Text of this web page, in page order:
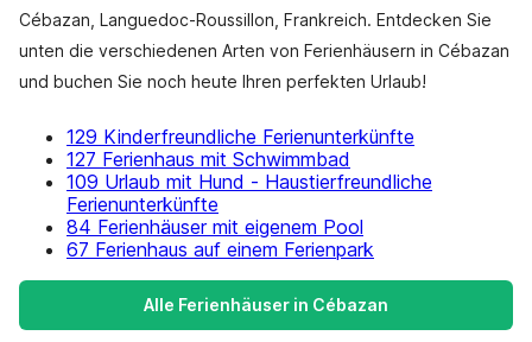
Cébazan, Languedoc-Roussillon, Frankreich. Entdecken Sie
unten die verschiedenen Arten von Ferienhäusern in Cébazan
und buchen Sie noch heute Ihren perfekten Urlaub!
129 Kinderfreundliche Ferienunterkünfte
127 Ferienhaus mit Schwimmbad
109 Urlaub mit Hund - Haustierfreundliche
Ferienunterkünfte
84 Ferienhäuser mit eigenem Pool
67 Ferienhaus auf einem Ferienpark
Alle Ferienhäuser in Cébazan